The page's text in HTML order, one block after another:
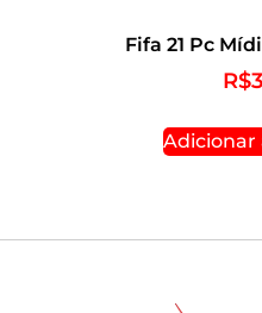
Fifa 21 Pc
R$
Adicionar